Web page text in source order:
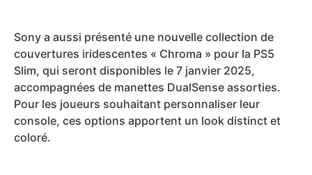
Sony a aussi présenté une nouvelle collection de
couvertures iridescentes « Chroma » pour la PS5
Slim, qui seront disponibles le 7 janvier 2025,
accompagnées de manettes DualSense assorties.
Pour les joueurs souhaitant personnaliser leur
console, ces options apportent un look distinct et
coloré.